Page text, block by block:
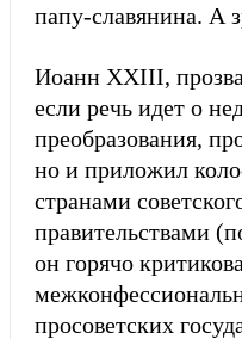
папу-славянина. А
Иоанн XXIII,
если речь идет о
преобразования,
но и приложил
странами
правительствами
он горячо
просоветских